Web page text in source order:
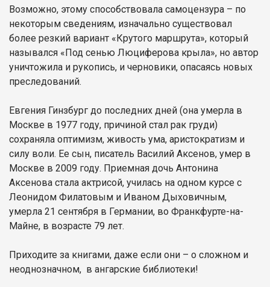
Возможно, этому способствовала самоцензура – по
некоторым сведениям, изначально существовал
более резкий вариант «Крутого маршрута», который
назывался «Под сенью Люциферова крыла», но автор
уничтожила и рукопись, и черновики, опасаясь новых
преследований.
Евгения Гинзбург до последних дней (она умерла в
Москве в 1977 году, причиной стал рак груди)
сохраняла оптимизм, живость ума, аристократизм и
силу воли. Ее сын, писатель Василий Аксенов, умер в
Москве в 2009 году. Приемная дочь Антонина
Аксенова стала актрисой, училась на одном курсе с
Леонидом Филатовым и Иваном Дыховичным,
умерла 21 сентября в Германии, во Франкфурте-на-
Майне, в возрасте 79 лет.
Приходите за книгами, даже если они – о сложном и
неоднозначном, в ангарские библиотеки!